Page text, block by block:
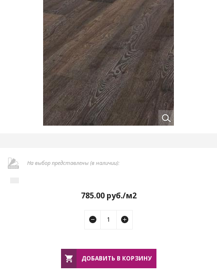
На выбор представлены (в наличии):
785.00руб./м2
ДОБАВИТЬ В КОРЗИНУ